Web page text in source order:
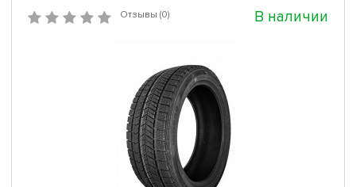
Отзывы (0) В наличии